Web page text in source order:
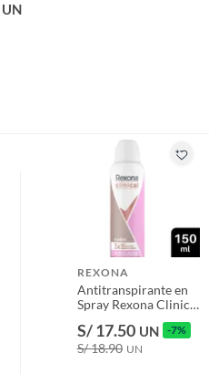
UN
REXONA
Antitranspirante en
Spray Rexona Clinical
Classic Envase 150
mL
S/ 17.50 UN -7%
S/ 18.90 UN